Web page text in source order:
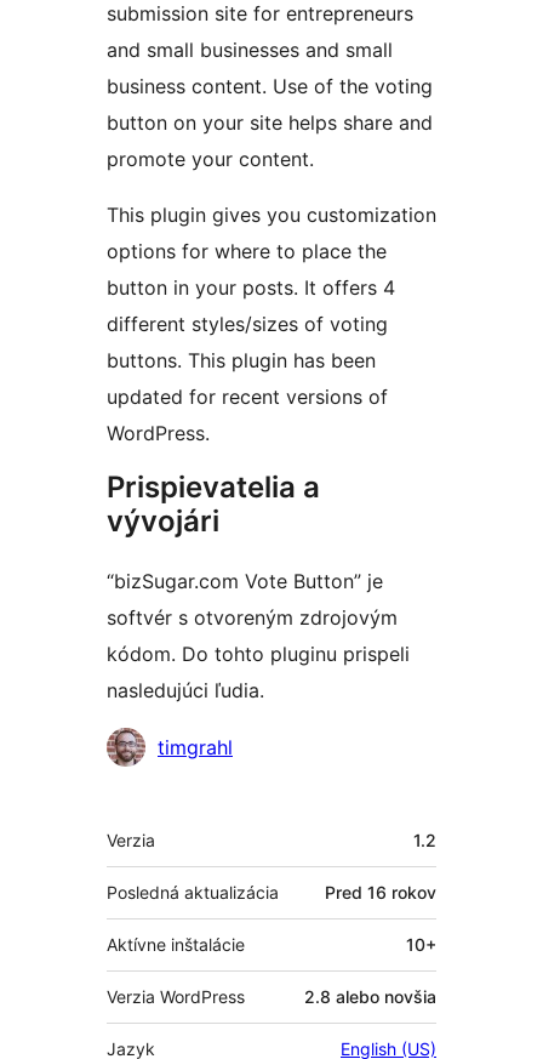
submission site for entrepreneurs
and small businesses and small
business content. Use of the voting
button on your site helps share and
promote your content.
This plugin gives you customization
options for where to place the
button in your posts. It offers 4
different styles/sizes of voting
buttons. This plugin has been
updated for recent versions of
WordPress.
Prispievatelia a
vývojári
“bizSugar.com Vote Button” je
softvér s otvoreným zdrojovým
kódom. Do tohto pluginu prispeli
nasledujúci ľudia.
Prispievatelia
timgrahl
Meta
Verzia 1.2
Posledná aktualizácia Pred 16 rokov
Aktívne inštalácie 10+
Verzia WordPress 2.8 alebo novšia
Jazyk English (US)